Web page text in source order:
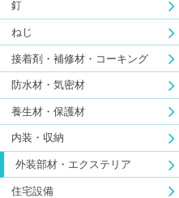
釘
ねじ
接着剤・補修材・コーキング
防水材・気密材
養生材・保護材
内装・収納
外装部材・エクステリア
住宅設備